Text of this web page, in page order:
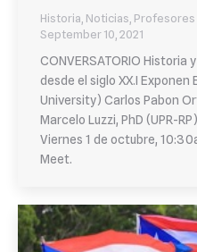
Historia, Noticias, Profesores
September 10, 2021
CONVERSATORIO Historia
desde el siglo XX.I Exponen
University) Carlos Pabon
Marcelo Luzzi, PhD (UPR-
Viernes 1 de octubre,
Meet.